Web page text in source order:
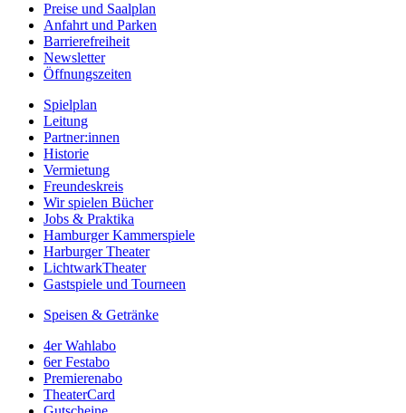
Preise und Saalplan
Anfahrt und Parken
Barrierefreiheit
Newsletter
Öffnungszeiten
Spielplan
Leitung
Partner:innen
Historie
Vermietung
Freundeskreis
Wir spielen Bücher
Jobs & Praktika
Hamburger Kammerspiele
Harburger Theater
LichtwarkTheater
Gastspiele und Tourneen
Speisen & Getränke
4er Wahlabo
6er Festabo
Premierenabo
TheaterCard